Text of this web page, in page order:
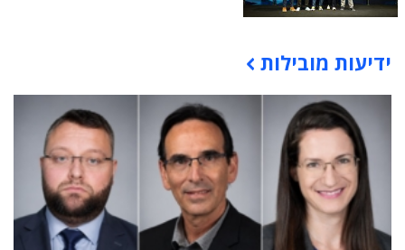
תוכן פרסומי
ידיעות מובילות